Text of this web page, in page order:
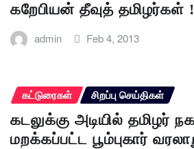
கறேபியன் தீவுத் தமிழர்கள் !
admin Feb 4, 2013
கட்டுரைகள் சிறப்பு செய்திகள்
கடலுக்கு அடியில் தமிழர்
மறக்கப்பட்ட பூம்புகார்